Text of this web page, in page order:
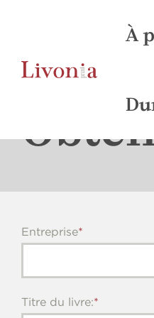
À
Entreprise
Titre du livre: